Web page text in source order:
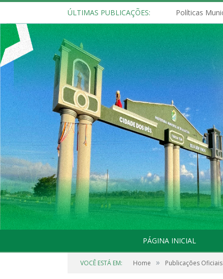
ÚLTIMAS PUBLICAÇÕES:
PÁGINA INICIAL
VOCÊ ESTÁ EM: Home » Publicações Oficiais